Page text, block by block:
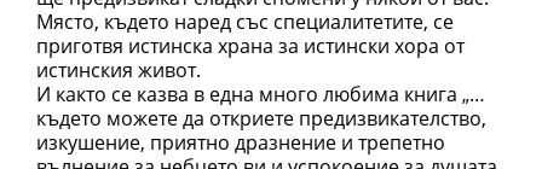
Място, където наред със специалитетите, се
приготвя истинска храна за истински хора от
истинския живот.
И както се казва в една много любима книга „…
където можете да откриете предизвикателство,
изкушение, приятно дразнение и трепетно